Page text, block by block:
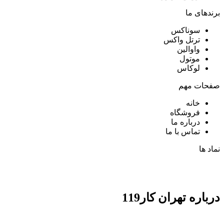
برندهای ما
سوناکس
ترتل واکس
واوالین
موتول
لوکاس
صفحات مهم
خانه
فروشگاه
درباره ما
تماس با ما
نماد ها
درباره تهران کار119